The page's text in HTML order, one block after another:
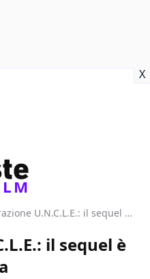
X
Operazione U.N.C.L.E.: il sequel è in fase di scrittura
il sequel è